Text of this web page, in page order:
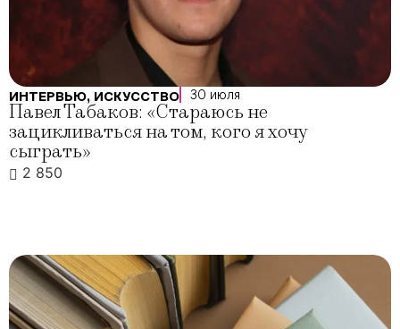
ИНТЕРВЬЮ, ИСКУССТВО 30 июля
Павел Табаков: «Стараюсь не
зацикливаться на том, кого я хочу
сыграть»
2 850